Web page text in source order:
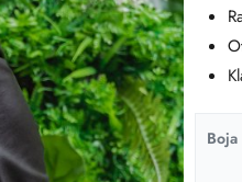
Boja